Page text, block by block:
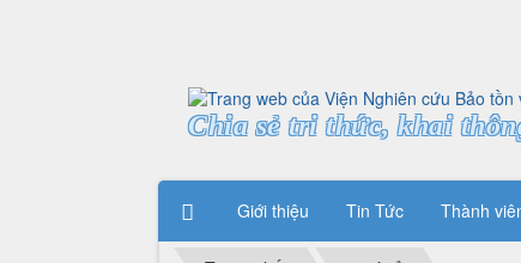
Chia sẻ tri thức, khai
Giới thiệu Tin Tức Thành